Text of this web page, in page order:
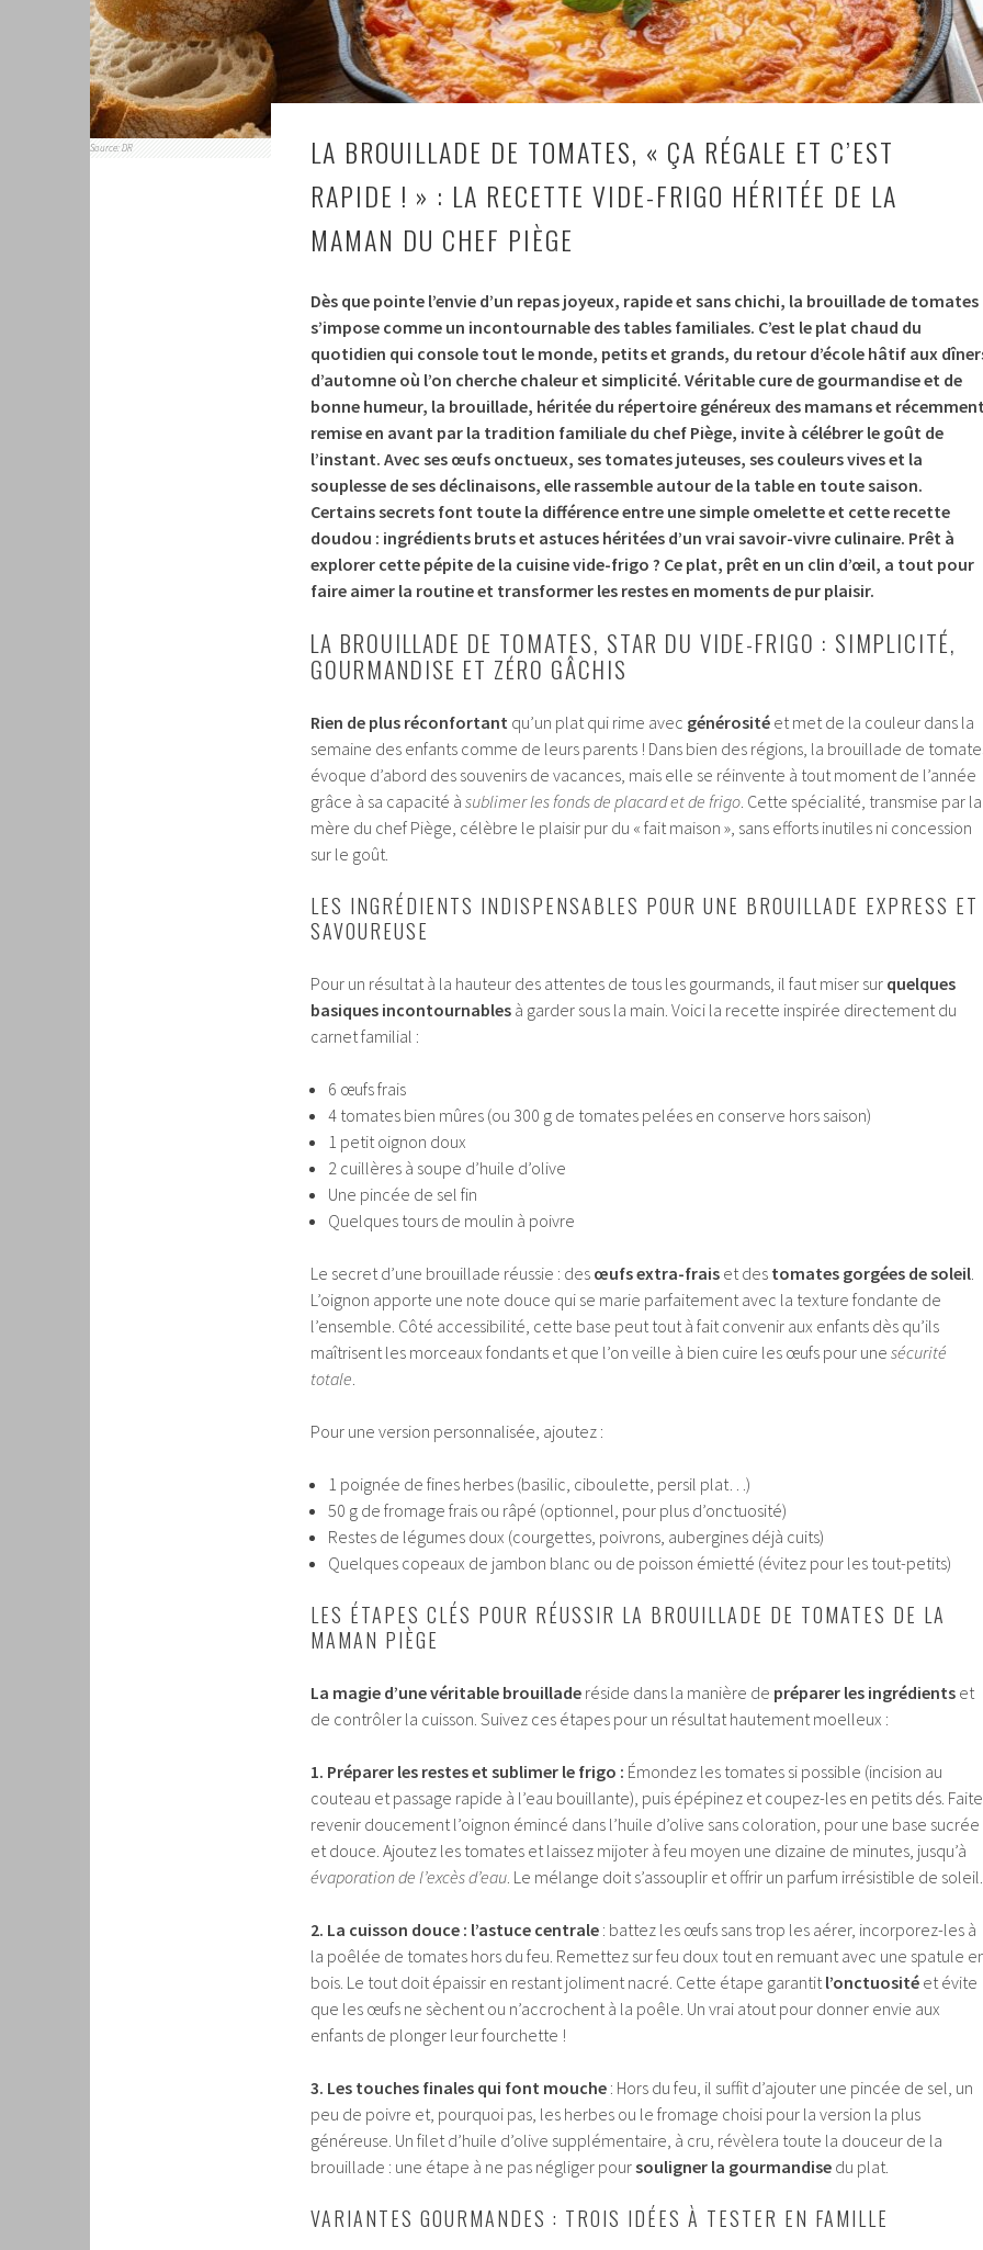
Source: DR
LA BROUILLADE DE TOMATES, « ÇA RÉGALE ET C’EST
RAPIDE ! » : LA RECETTE VIDE-FRIGO HÉRITÉE DE LA
MAMAN DU CHEF PIÈGE
Dès que pointe l’envie d’un repas joyeux, rapide et sans chichi, la brouillade de tomates
s’impose comme un incontournable des tables familiales. C’est le plat chaud du
quotidien qui console tout le monde, petits et grands, du retour d’école hâtif aux
d’automne où l’on cherche chaleur et simplicité. Véritable cure de gourmandise et de
bonne humeur, la brouillade, héritée du répertoire généreux des mamans et
remise en avant par la tradition familiale du chef Piège, invite à célébrer le goût de
l’instant. Avec ses œufs onctueux, ses tomates juteuses, ses couleurs vives et la
souplesse de ses déclinaisons, elle rassemble autour de la table en toute saison.
Certains secrets font toute la différence entre une simple omelette et cette recette
doudou : ingrédients bruts et astuces héritées d’un vrai savoir-vivre culinaire. Prêt à
explorer cette pépite de la cuisine vide-frigo ? Ce plat, prêt en un clin d’œil, a tout pour
faire aimer la routine et transformer les restes en moments de pur plaisir.
LA BROUILLADE DE TOMATES, STAR DU VIDE-FRIGO : SIMPLICITÉ,
GOURMANDISE ET ZÉRO GÂCHIS
Rien de plus réconfortant qu’un plat qui rime avec générosité et met de la couleur dans la
semaine des enfants comme de leurs parents ! Dans bien des régions, la brouillade de
évoque d’abord des souvenirs de vacances, mais elle se réinvente à tout moment de l’année
grâce à sa capacité à sublimer les fonds de placard et de frigo. Cette spécialité, transmise par la
mère du chef Piège, célèbre le plaisir pur du « fait maison », sans efforts inutiles ni concession
sur le goût.
LES INGRÉDIENTS INDISPENSABLES POUR UNE BROUILLADE EXPRESS ET
SAVOUREUSE
Pour un résultat à la hauteur des attentes de tous les gourmands, il faut miser sur quelques
basiques incontournables à garder sous la main. Voici la recette inspirée directement du
carnet familial :
6 œufs frais
4 tomates bien mûres (ou 300 g de tomates pelées en conserve hors saison)
1 petit oignon doux
2 cuillères à soupe d’huile d’olive
Une pincée de sel fin
Quelques tours de moulin à poivre
Le secret d’une brouillade réussie : des œufs extra-frais et des tomates gorgées de soleil.
L’oignon apporte une note douce qui se marie parfaitement avec la texture fondante de
l’ensemble. Côté accessibilité, cette base peut tout à fait convenir aux enfants dès qu’ils
maîtrisent les morceaux fondants et que l’on veille à bien cuire les œufs pour une sécurité
totale.
Pour une version personnalisée, ajoutez :
1 poignée de fines herbes (basilic, ciboulette, persil plat…)
50 g de fromage frais ou râpé (optionnel, pour plus d’onctuosité)
Restes de légumes doux (courgettes, poivrons, aubergines déjà cuits)
Quelques copeaux de jambon blanc ou de poisson émietté (évitez pour les tout-petits)
LES ÉTAPES CLÉS POUR RÉUSSIR LA BROUILLADE DE TOMATES DE LA
MAMAN PIÈGE
La magie d’une véritable brouillade réside dans la manière de préparer les ingrédients et
de contrôler la cuisson. Suivez ces étapes pour un résultat hautement moelleux :
1. Préparer les restes et sublimer le frigo : Émondez les tomates si possible (incision au
couteau et passage rapide à l’eau bouillante), puis épépinez et coupez-les en petits dés.
revenir doucement l’oignon émincé dans l’huile d’olive sans coloration, pour une base sucrée
et douce. Ajoutez les tomates et laissez mijoter à feu moyen une dizaine de minutes, jusqu’à
évaporation de l’excès d’eau. Le mélange doit s’assouplir et offrir un parfum irrésistible de soleil.
2. La cuisson douce : l’astuce centrale : battez les œufs sans trop les aérer, incorporez-les à
la poêlée de tomates hors du feu. Remettez sur feu doux tout en remuant avec une spatule
bois. Le tout doit épaissir en restant joliment nacré. Cette étape garantitl’onctuosité et évite
que les œufs ne sèchent ou n’accrochent à la poêle. Un vrai atout pour donner envie aux
enfants de plonger leur fourchette !
3. Les touches finales qui font mouche : Hors du feu, il suffit d’ajouter une pincée de sel, un
peu de poivre et, pourquoi pas, les herbes ou le fromage choisi pour la version la plus
généreuse. Un filet d’huile d’olive supplémentaire, à cru, révèlera toute la douceur de la
brouillade : une étape à ne pas négliger poursouligner la gourmandise du plat.
VARIANTES GOURMANDES : TROIS IDÉES À TESTER EN FAMILLE